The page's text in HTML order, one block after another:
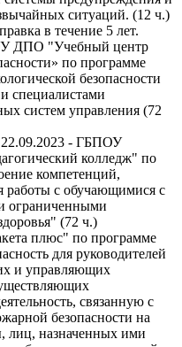
ситуаций. (12 ч.)
в течение 5 лет.
ДПО "Учебный центр
по программе
безопасности
специалистами
систем управления (72
22.09.2023 - ГБПОУ
колледж" по
компетенций,
работы с обучающимися с
ограниченными
(72 ч.)
плюс" по программе
для руководителей
и управляющих
связанную с
безопасности на
лиц, назначенных ими